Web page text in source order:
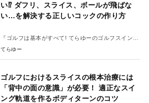
い⁉︎ ダフリ、スライス、ボールが飛ばな
い…を解決する正しいコックの作り方
『ゴルフは基本がすべて! てらゆーのゴルフスイング
大全』#1
てらゆー
ゴルフにおけるスライスの根本治療には
「背中の面の意識」が必要！ 適正なスイ
ング軌道を作るボディターンのコツ